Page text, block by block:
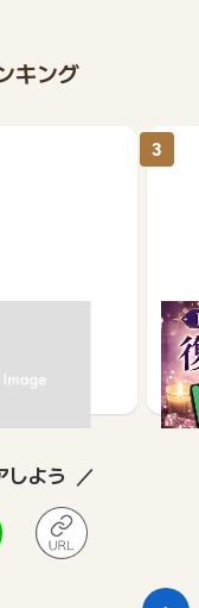
ますのでご了承くだ
キング
復
ケー
3
しよう